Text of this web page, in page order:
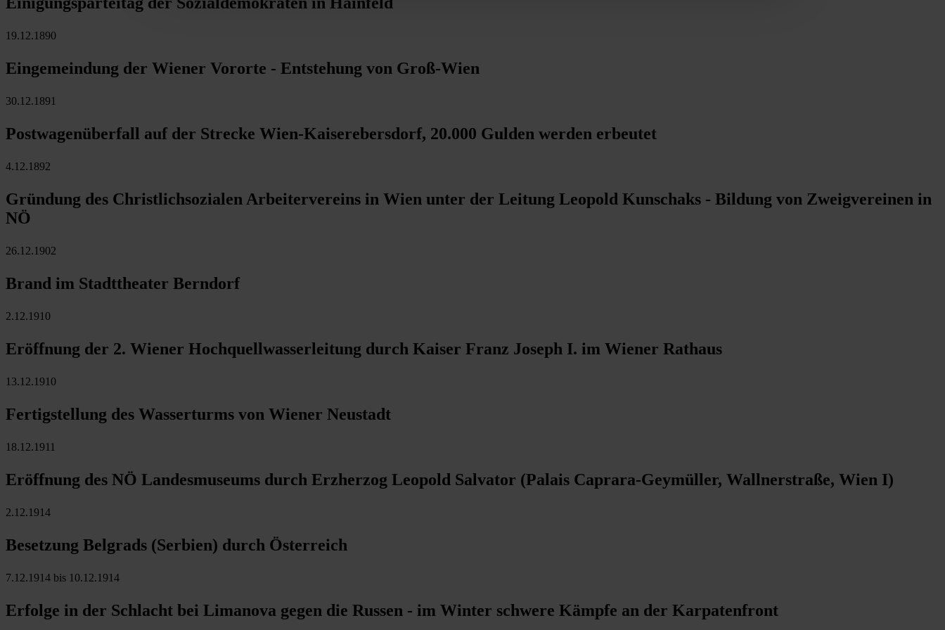
19.12.1890
Eingemeindung der Wiener Vororte - Entstehung von Groß-Wien
30.12.1891
Postwagenüberfall auf der Strecke Wien-Kaiserebersdorf, 20.000 Gulden werden erbeutet
4.12.1892
Gründung des Christlichsozialen Arbeitervereins in Wien unter der Leitung Leopold Kunschaks - Bildung von Zweigvereinen in
NÖ
26.12.1902
Brand im Stadttheater Berndorf
2.12.1910
Eröffnung der 2. Wiener Hochquellwasserleitung durch Kaiser Franz Joseph I. im Wiener Rathaus
13.12.1910
Fertigstellung des Wasserturms von Wiener Neustadt
18.12.1911
Eröffnung des NÖ Landesmuseums durch Erzherzog Leopold Salvator (Palais Caprara-Geymüller, Wallnerstraße, Wien I)
2.12.1914
Besetzung Belgrads (Serbien) durch Österreich
7.12.1914 bis 10.12.1914
Erfolge in der Schlacht bei Limanova gegen die Russen - im Winter schwere Kämpfe an der Karpatenfront